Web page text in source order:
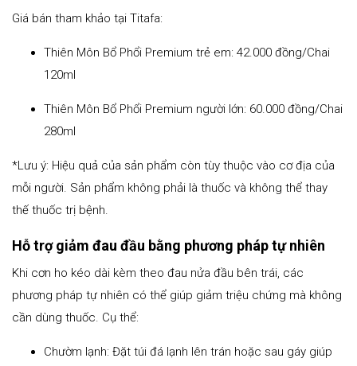
Giá bán tham khảo tại Titafa:
Thiên Môn Bổ Phổi Premium trẻ em: 42.000 đồng/Chai
120ml
Thiên Môn Bổ Phổi Premium người lớn: 60.000 đồng/Chai
280ml
*Lưu ý: Hiệu quả của sản phẩm còn tùy thuộc vào cơ địa của
mỗi người. Sản phẩm không phải là thuốc và không thể thay
thế thuốc trị bệnh.
Hỗ trợ giảm đau đầu bằng phương pháp tự nhiên
Khi cơn ho kéo dài kèm theo đau nửa đầu bên trái, các
phương pháp tự nhiên có thể giúp giảm triệu chứng mà không
cần dùng thuốc. Cụ thể:
Chườm lạnh: Đặt túi đá lạnh lên trán hoặc sau gáy giúp